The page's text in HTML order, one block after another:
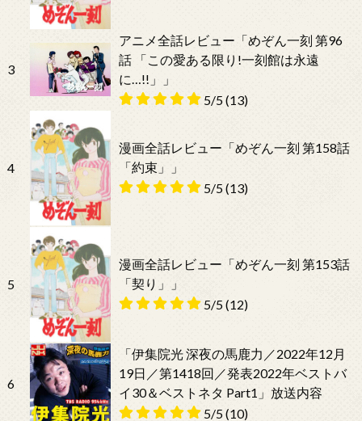
3
アニメ全話レビュー「めぞん一刻 第96
話 「この愛ある限り!一刻館は永遠
に…!!」」
5/5(13)
4
漫画全話レビュー「めぞん一刻 第158話
「約束」」
5/5(13)
5
漫画全話レビュー「めぞん一刻 第153話
「契り」」
5/5(12)
6
「伊集院光 深夜の馬鹿力／2022年12月
19日／第1418回／発表2022年ベストバ
イ30＆ベストネタ Part1」放送内容
5/5(10)